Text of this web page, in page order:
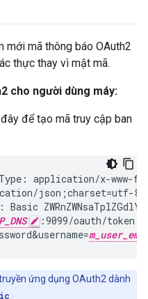
mới mã thông báo OAuth2
thực thay vì mật mã.
cho người dùng máy:
để tạo mã truy cập ban
application/x-www-
json;charset=utf-8"
Basic
:9099/oauth/token
ứng dụng OAuth2 dành